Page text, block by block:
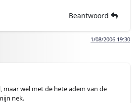
Beantwoord
1/08/2006 19:30
wel met de hete adem van de
nek.